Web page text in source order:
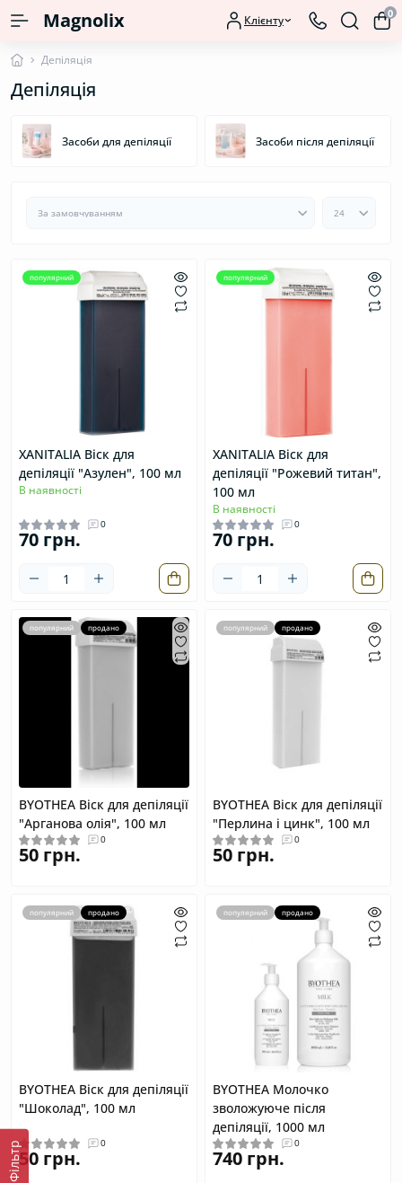
Magnolix Клієнту 0
Депіляція
Депіляція
Фільтр
Засоби для депіляції Засоби після депіляції
популярний
XANITALIA Віск для
депіляції "Азулен", 100 мл
В наявності
0
70 грн.
популярний
XANITALIA Віск для
депіляції "Рожевий титан",
100 мл
В наявності
0
70 грн.
популярний продано
BYOTHEA Віск для депіляції
"Арганова олія", 100 мл
0
50 грн.
популярний продано
BYOTHEA Віск для депіляції
"Перлина і цинк", 100 мл
0
50 грн.
популярний продано
BYOTHEA Віск для депіляції
"Шоколад", 100 мл
0
50 грн.
популярний продано
BYOTHEA Молочко
зволожуюче після
депіляції, 1000 мл
0
740 грн.